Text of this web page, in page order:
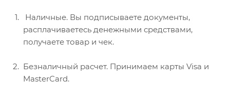
Наличные. Вы подписываете документы,
расплачиваетесь денежными средствами,
получаете товар и чек.
Безналичный расчет. Принимаем карты Visa и
MasterCard.